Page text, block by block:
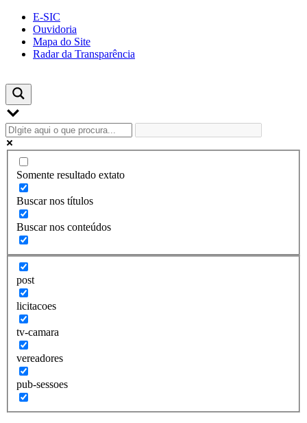
Skip
content
E-SIC
Ouvidoria
Mapa do Site
Radar da Transparência
Somente resultado extato
Buscar nos títulos
Buscar nos conteúdos
post
licitacoes
tv-camara
vereadores
pub-sessoes